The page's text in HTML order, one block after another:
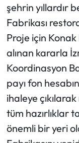
şehrin yıllardır
Fabrikası
Proje için
alınan kararla
Koordinasyon
payı fon
ihaleye
tüm hazırlıklar
önemli bir yeri